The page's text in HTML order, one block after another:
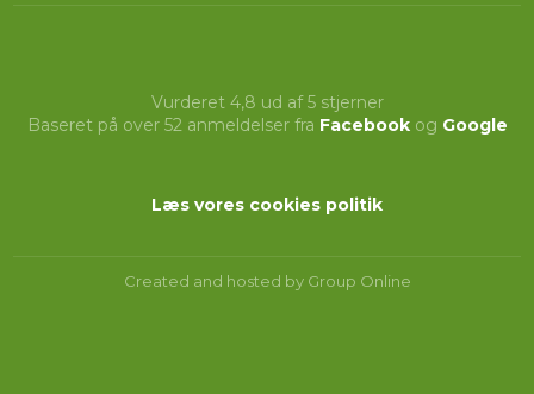
Vurderet 4,8 ud af 5 stjerner
Baseret på over 52 anmeldelser fra Facebookog Google
Læs vores cookies politik​
Created and hosted by Group Online